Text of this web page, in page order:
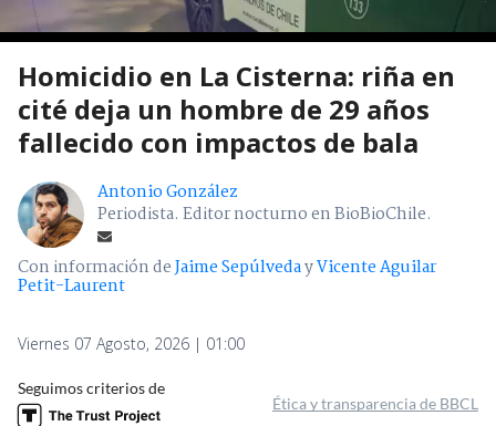
Homicidio en La Cisterna: riña en
cité deja un hombre de 29 años
fallecido con impactos de bala
Antonio González
Periodista. Editor nocturno en BioBioChile.
Con información deJaime SepúlvedayVicente Aguilar
Petit-Laurent
Viernes 07 Agosto, 2026 | 01:00
Seguimos criterios de
Ética y transparencia de BBCL